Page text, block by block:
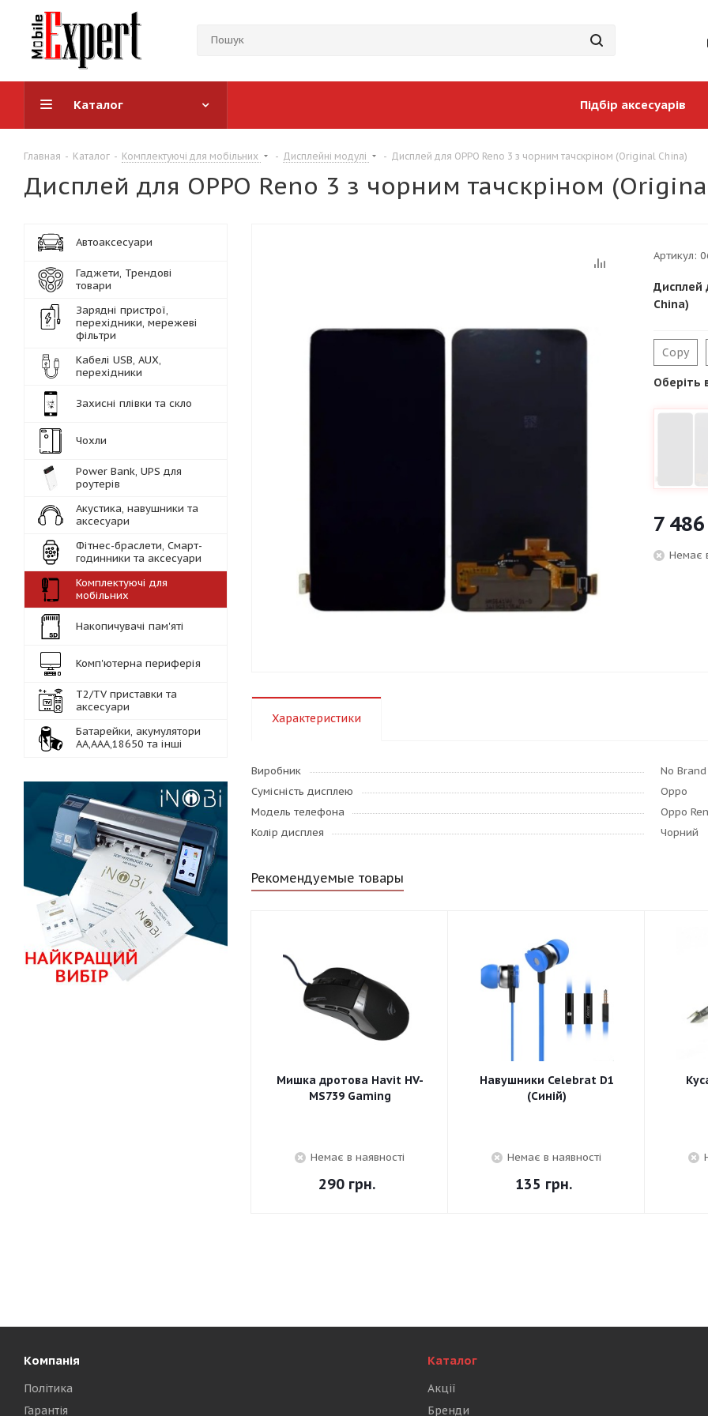
Каталог Підбір аксесуарів
Главная - Каталог - Комплектуючі для мобільних - Дисплейні модулі - Дисплей для OPPO Reno 3 з чорним тачскріном (Original China)
Дисплей для OPPO Reno 3 з чорним тачскріном
Артикул:
Дисплей
China)
Copy
Оберіть
7 486
Немає
Характеристики
Виробник
No Brand
Сумісність дисплею
Oppo
Модель телефона
Oppo
Колір дисплея
Чорний
Рекомендуемые товары
Мишка дротова Havit HV-
MS739 Gaming
Немає в наявності
290 грн.
Навушники Celebrat D1
(Синій)
Немає в наявності
135 грн.
Автоаксесуари
Гаджети, Трендові
товари
Зарядні пристрої,
перехідники, мережеві
фільтри
Кабелі USB, AUX,
перехідники
Захисні плівки та скло
Чохли
Power Bank, UPS для
роутерів
Акустика, навушники та
аксесуари
Фітнес-браслети, Смарт-
годинники та аксесуари
Комплектуючі для
мобільних
Накопичувачі пам'яті
Комп'ютерна периферія
Т2/TV приставки та
аксесуари
Батарейки, акумулятори
АА,ААА,18650 та інші
Компанія
Політика
Гарантія
Каталог
Акції
Бренди